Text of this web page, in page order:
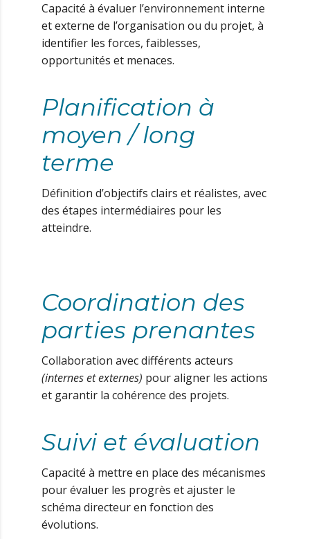
Capacité à évaluer l’environnement interne
et externe de l’organisation ou du projet, à
identifier les forces, faiblesses,
opportunités et menaces.
Planification à
moyen / long
terme
Définition d’objectifs clairs et réalistes, avec
des étapes intermédiaires pour les
atteindre.
Coordination des
parties prenantes
Collaboration avec différents acteurs
(internes et externes) pour aligner les actions
et garantir la cohérence des projets.
Suivi et évaluation
Capacité à mettre en place des mécanismes
pour évaluer les progrès et ajuster le
schéma directeur en fonction des
évolutions.